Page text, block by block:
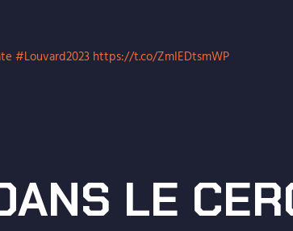
#Louvard2023 https://t.co/ZmIEDtsmWP
LE